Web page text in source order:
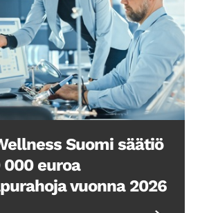
Suomi säätiö
euroa
vuonna 2026